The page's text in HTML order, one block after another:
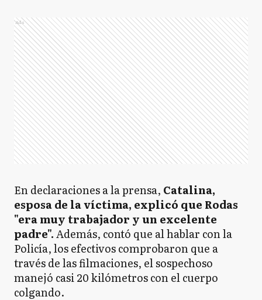
Ads
En declaraciones a la prensa, Catalina,
esposa de la víctima, explicó que Rodas
"era muy trabajador y un excelente
padre".Además, contó que al hablar con la
Policía, los efectivos comprobaron que a
través de las filmaciones, el sospechoso
manejó casi 20 kilómetros con el cuerpo
colgando.